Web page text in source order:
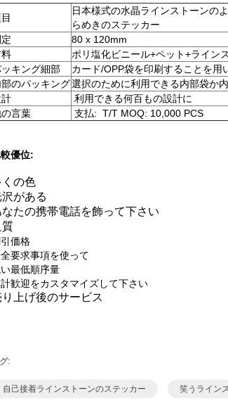
日本様式の水晶ラインストーンの
らめきのステッカー
80 x 120mm
ポリ塩化ビニール+ペット+ライン
キング細部
カード/OPP袋を印刷することを用
部のパッキング選択のために利用できる内部袋か
利用できる何百もの設計に
言葉
支払: T/T MOQ: 10,000 PCS
較優位:
くの色
がある
なたの携帯電話を飾って下さい
質
価格
要求事項を使って
最低順序量
歓迎をカスタマイズして下さい
り上げ後のサービス
:
自己接着ラインストーンのステッカー 笑うライン